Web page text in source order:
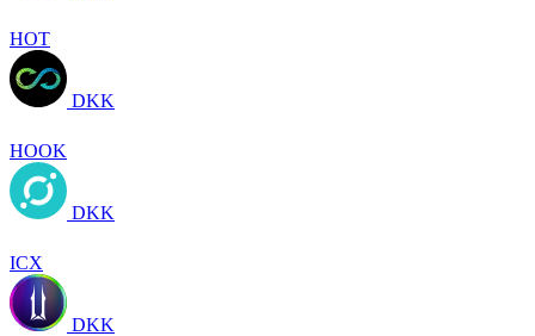
HOT
DKK
HOOK
DKK
ICX
DKK